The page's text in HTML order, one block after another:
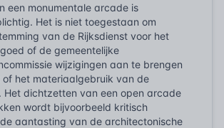
een monumentale arcade is
Het is niet toegestaan om
van de Rijksdienst voor het
of de gemeentelijke
wijzigingen aan te brengen
of het materiaalgebruik van de
Het dichtzetten van een open arcade
wordt bijvoorbeeld kritisch
aantasting van de architectonische